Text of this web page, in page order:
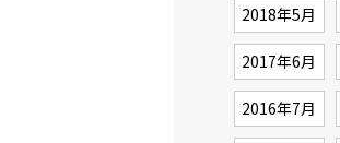
2018年5月
2017年6月
2016年7月